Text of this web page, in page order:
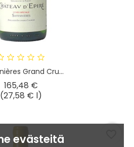
evästeitä
Grand Cru...
165,48 €Hinta
(27,58 € l)